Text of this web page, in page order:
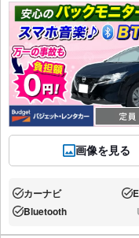
画像を見る
あり:カーナビ あ
あり:Bluetooth な